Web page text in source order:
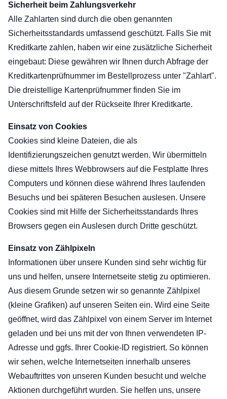
Sicherheit beim Zahlungsverkehr
Alle Zahlarten sind durch die oben genannten
Sicherheitsstandards umfassend geschützt. Falls Sie mit
Kreditkarte zahlen, haben wir eine zusätzliche Sicherheit
eingebaut: Diese gewähren wir Ihnen durch Abfrage der
Kreditkartenprüfnummer im Bestellprozess unter "Zahlart".
Die dreistellige Kartenprüfnummer finden Sie im
Unterschriftsfeld auf der Rückseite Ihrer Kreditkarte.
Einsatz von Cookies
Cookies sind kleine Dateien, die als
Identifizierungszeichen genutzt werden. Wir übermitteln
diese mittels Ihres Webbrowsers auf die Festplatte Ihres
Computers und können diese während Ihres laufenden
Besuchs und bei späteren Besuchen auslesen. Unsere
Cookies sind mit Hilfe der Sicherheitsstandards Ihres
Browsers gegen ein Auslesen durch Dritte geschützt.
Einsatz von Zählpixeln
Informationen über unsere Kunden sind sehr wichtig für
uns und helfen, unsere Internetseite stetig zu optimieren.
Aus diesem Grunde setzen wir so genannte Zählpixel
(kleine Grafiken) auf unseren Seiten ein. Wird eine Seite
geöffnet, wird das Zählpixel von einem Server im Internet
geladen und bei uns mit der von Ihnen verwendeten IP-
Adresse und ggfs. Ihrer Cookie-ID registriert. So können
wir sehen, welche Internetseiten innerhalb unseres
Webauftrittes von unseren Kunden besucht und welche
Aktionen durchgeführt wurden. Sie helfen uns, unsere